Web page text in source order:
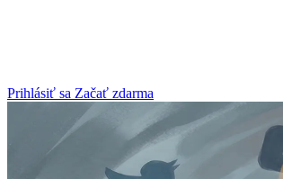
Prihlásiť sa Začať zdarma